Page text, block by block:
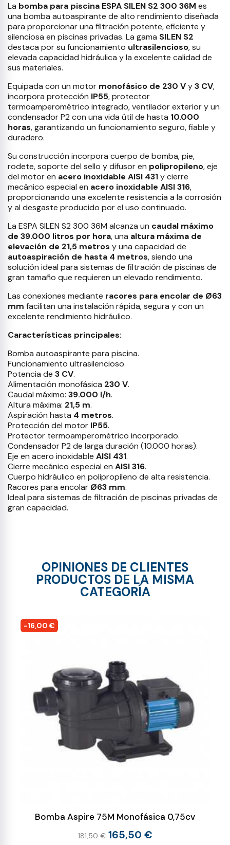
La bomba para piscina ESPA SILEN S2 300 36M es
una bomba autoaspirante de alto rendimiento diseñada
para proporcionar una filtración potente, eficiente y
silenciosa en piscinas privadas. La gama SILEN S2
destaca por su funcionamiento ultrasilencioso, su
elevada capacidad hidráulica y la excelente calidad de
sus materiales.
Equipada con un motor monofásico de 230 Vy3 CV,
incorpora protección IP55, protector
termoamperométrico integrado, ventilador exterior y un
condensador P2 con una vida útil de hasta 10.000
horas, garantizando un funcionamiento seguro, fiable y
duradero.
Su construcción incorpora cuerpo de bomba, pie,
rodete, soporte del sello y difusor en polipropileno, eje
del motor en acero inoxidable AISI 431y cierre
mecánico especial en acero inoxidable AISI 316,
proporcionando una excelente resistencia a la corrosión
y al desgaste producido por el uso continuado.
La ESPA SILEN S2 300 36M alcanza un caudal máximo
de 39.000 litros por hora, una altura máxima de
elevación de 21,5 metros y una capacidad de
autoaspiración de hasta 4 metros, siendo una
solución ideal para sistemas de filtración de piscinas de
gran tamaño que requieren un elevado rendimiento.
Las conexiones mediante racores para encolar de Ø63
mm facilitan una instalación rápida, segura y con un
excelente rendimiento hidráulico.
Características principales:
Bomba autoaspirante para piscina.
Funcionamiento ultrasilencioso.
Potencia de 3 CV.
Alimentación monofásica 230 V.
Caudal máximo: 39.000 l/h.
Altura máxima: 21,5 m.
Aspiración hasta 4 metros.
Protección del motor IP55.
Protector termoamperométrico incorporado.
Condensador P2 de larga duración (10.000 horas).
Eje en acero inoxidable AISI 431.
Cierre mecánico especial en AISI 316.
Cuerpo hidráulico en polipropileno de alta resistencia.
Racores para encolar Ø63 mm.
Ideal para sistemas de filtración de piscinas privadas de
gran capacidad.
OPINIONES DE CLIENTES
PRODUCTOS DE LA MISMA
CATEGORÍA
-16,00 €
Bomba Aspire 75M Monofásica 0,75cv
181,50 € 165,50 €